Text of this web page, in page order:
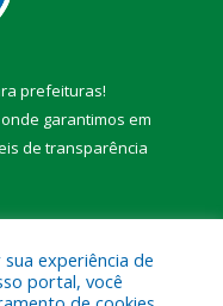
prefeituras!
garantimos em
de transparência
experiência de
portal, você